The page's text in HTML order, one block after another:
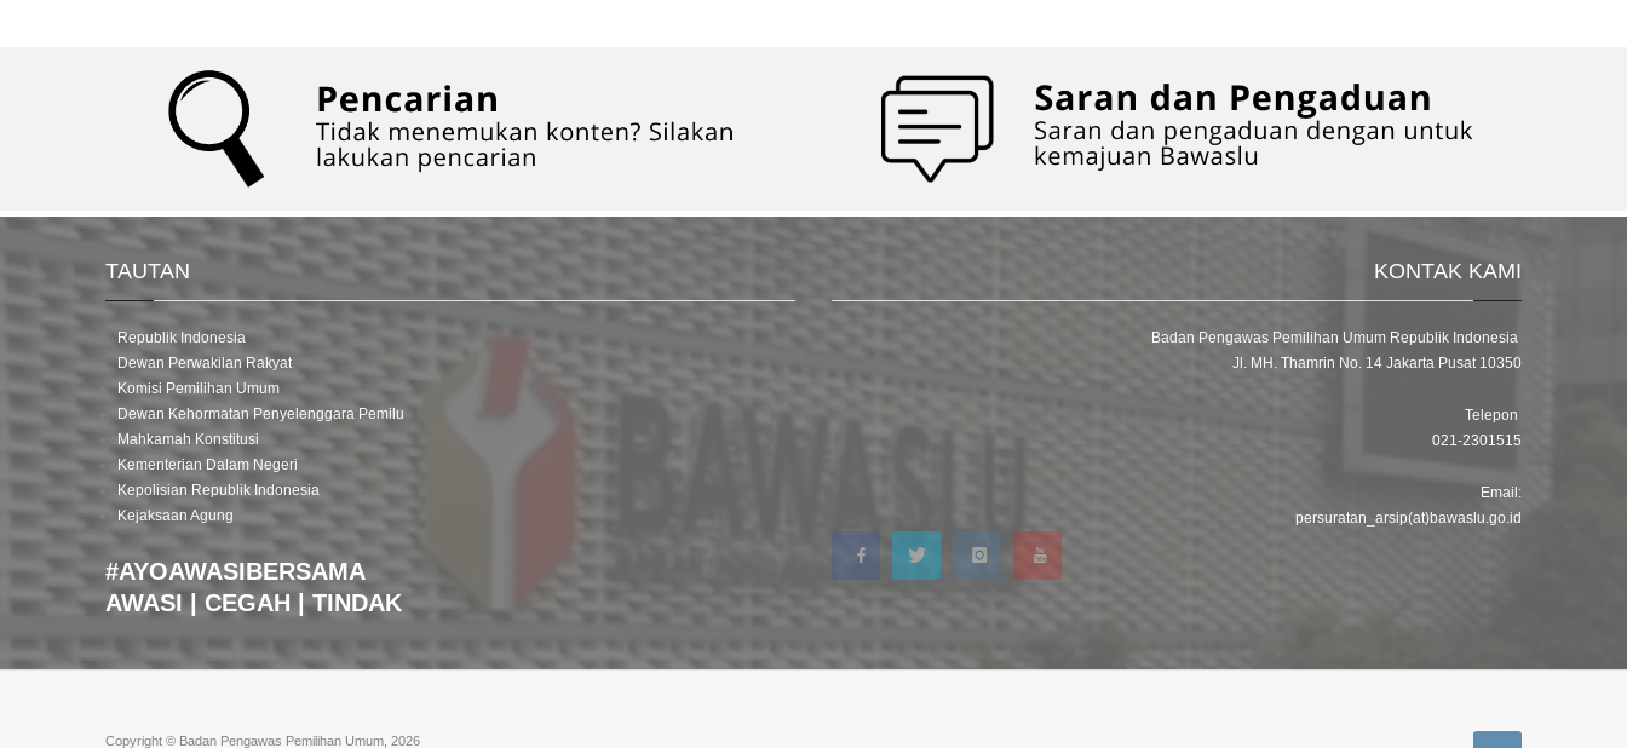
TAUTAN
Republik Indonesia
Dewan Perwakilan Rakyat
Komisi Pemilihan Umum
Dewan Kehormatan Penyelenggara Pemilu
Mahkamah Konstitusi
Kementerian Dalam Negeri
Kepolisian Republik Indonesia
Kejaksaan Agung
#AYOAWASIBERSAMA
AWASI | CEGAH | TINDAK
KONTAK KAMI
Badan Pengawas Pemilihan Umum Republik Indonesia
Jl. MH. Thamrin No. 14 Jakarta Pusat 10350
Telepon
021-2301515
Email:
persuratan_arsip(at)bawaslu.go.id
Copyright © Badan Pengawas Pemilihan Umum, 2026